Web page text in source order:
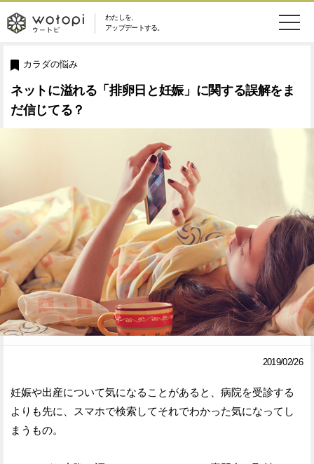
わたしを、
アップデートする。
wotopi
-
ウ
ピ
メ
ニ
ュ
恋愛・結婚
美容・コスメ 妊娠・出産
健康 ワークスタイル
ソーシャル
アイテム
検
索
ウートピとは？
Facebook
シ
Twitter
シ
カラダの悩み
ネットに溢れる「排卵日と妊娠」に関する誤解をま
だ信じてる？
2019/02/26
妊娠や出産について気になることがあると、病院を受診する
よりも先に、スマホで検索してそれでわかった気になってし
まうもの。